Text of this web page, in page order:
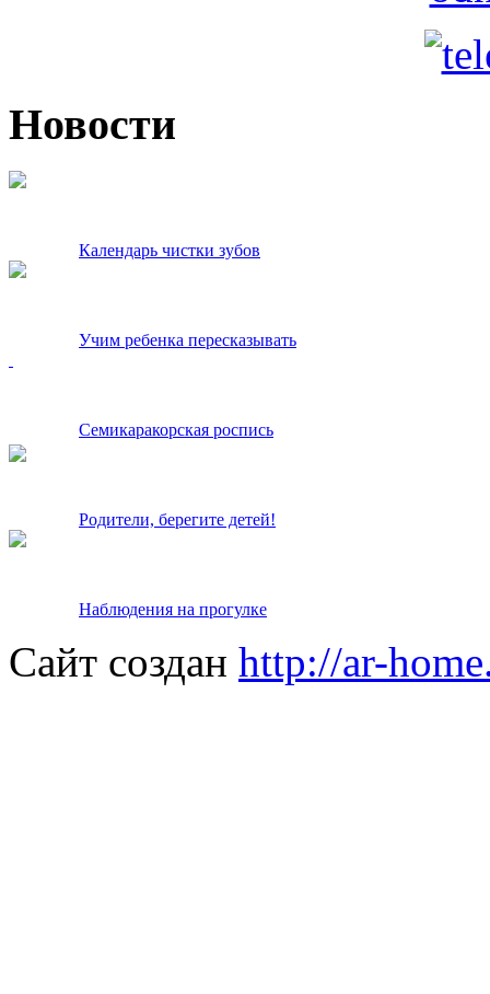
Новости
Календарь чистки зубов
Учим ребенка пересказывать
Семикаракорская роспись
Родители, берегите детей!
Наблюдения на прогулке
Сайт создан http://ar-